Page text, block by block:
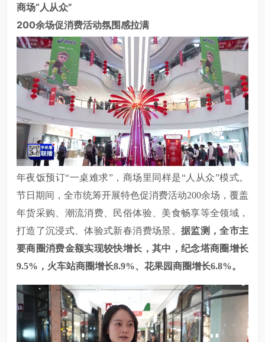
商场“人从众”
200余场促消费活动氛围感拉满
年夜饭预订“一桌难求”，商场里同样是“人从众”模式。
节日期间，全市统筹开展特色促消费活动200余场，覆盖
年货采购、潮流消费、民俗体验、美食畅享等全领域，
打造了沉浸式、体验式新春消费场景。 据监测，全市主
要商圈消费金额实现较快增长，其中，纪念塔商圈增长
9.5%，火车站商圈增长8.9%、花果园商圈增长6.8%。